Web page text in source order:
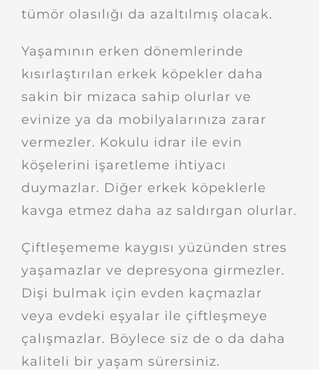
tümör olasılığı da azaltılmış olacak.
Yaşamının erken dönemlerinde
kısırlaştırılan erkek köpekler daha
sakin bir mizaca sahip olurlar ve
evinize ya da mobilyalarınıza zarar
vermezler. Kokulu idrar ile evin
köşelerini işaretleme ihtiyacı
duymazlar. Diğer erkek köpeklerle
kavga etmez daha az saldırgan olurlar.
Çiftleşememe kaygısı yüzünden stres
yaşamazlar ve depresyona girmezler.
Dişi bulmak için evden kaçmazlar
veya evdeki eşyalar ile çiftleşmeye
çalışmazlar. Böylece siz de o da daha
kaliteli bir yaşam sürersiniz.